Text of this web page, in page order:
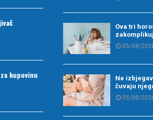
kupovinu
Ova tri
05/08/
Ne
čuvaju
05/08/